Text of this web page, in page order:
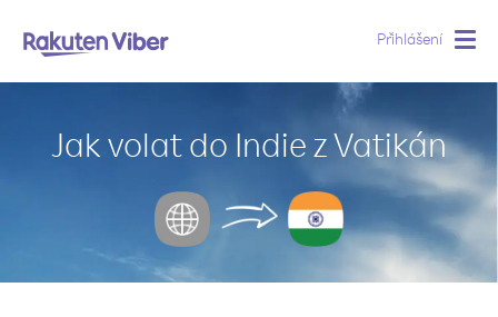
Přihlášení
Jak volat do Indie z Vatikán